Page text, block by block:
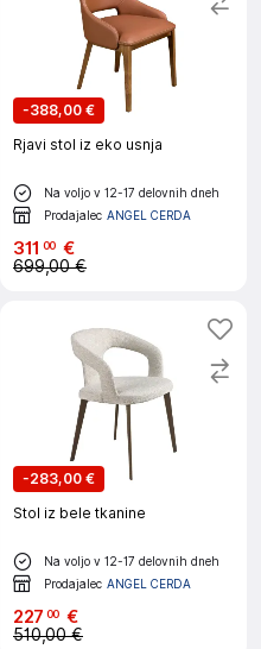
-388,00 €
Rjavi stol iz eko usnja
Na voljo v 12-17 delovnih dneh
Prodajalec ANGEL CERDA
311 00 €
699,00 €
-283,00 €
Stol iz bele tkanine
Na voljo v 12-17 delovnih dneh
Prodajalec ANGEL CERDA
227 00 €
510,00 €